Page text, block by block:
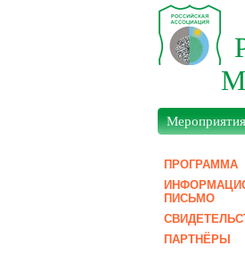
Мероприятия
ПРОГРАММА
ПИСЬМО
ПАРТНЁРЫ